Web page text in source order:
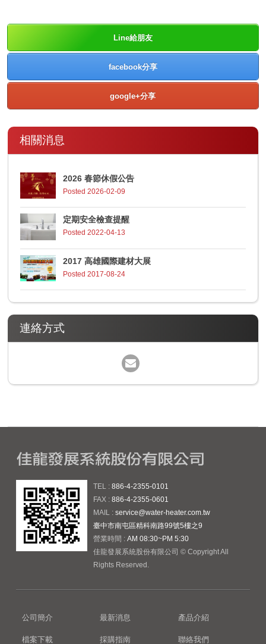
Line給朋友
facebook分享
google+分享
相關消息
2026 春節休假公告
Posted 2026-02-09
定期安全檢查提醒
Posted 2022-04-13
2017 高雄國際建材大展
Posted 2017-08-24
連絡方式
TEL :886-4-2355-0101
FAX :886-4-2355-0601
MAIL :service@water-heater.com.tw
臺中市南屯區精科南路99號5樓之9
營業時間 :AM 08:30~PM 5:30
佳龍發展系統股份有限公司 © Copyright All
Rights Reserved.
公司簡介 最新消息 產品介紹
檔案下載 採購指南 聯絡我們